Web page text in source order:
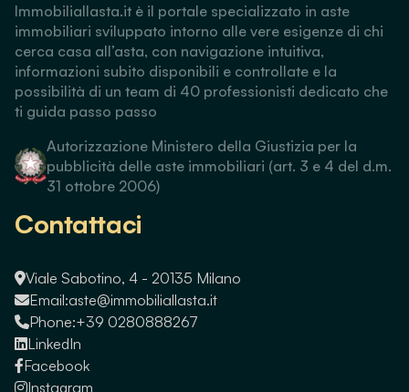
Immobiliallasta.it è il portale specializzato in aste
immobiliari sviluppato intorno alle vere esigenze di chi
cerca casa all’asta, con navigazione intuitiva,
informazioni subito disponibili e controllate e la
possibilità di un team di 40 professionisti dedicato che
ti guida passo passo
Autorizzazione Ministero della Giustizia per la
pubblicità delle aste immobiliari (art. 3 e 4 del d.m.
31 ottobre 2006)
Contattaci
Viale Sabotino, 4 - 20135 Milano
Email:aste@immobiliallasta.it
Phone:+39 0280888267
LinkedIn
Facebook
Instagram